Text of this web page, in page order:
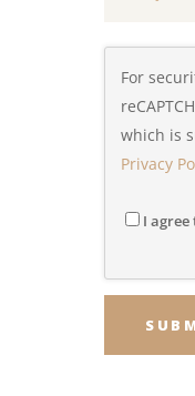
For
which is
Privacy
I